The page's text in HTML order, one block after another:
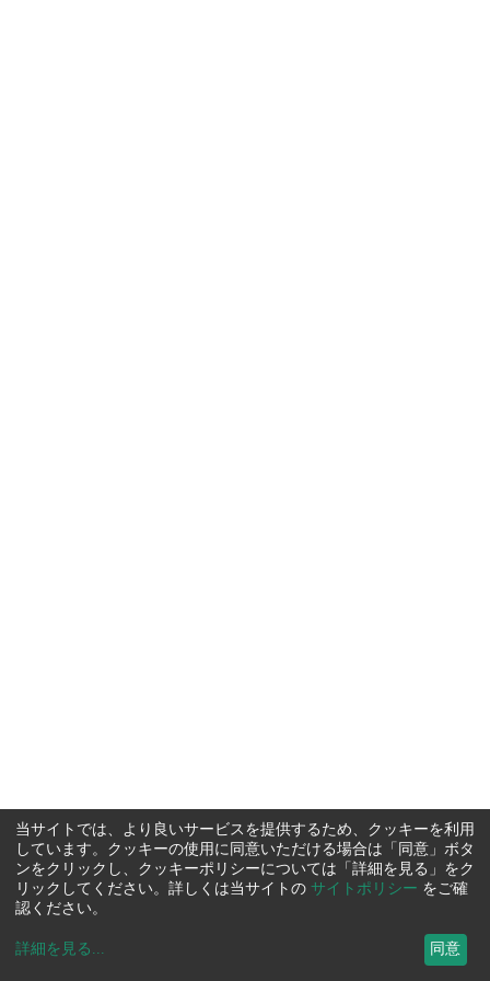
当サイトでは、より良いサービスを提供するため、クッキーを利用
しています。クッキーの使用に同意いただける場合は「同意」ボタ
ンをクリックし、クッキーポリシーについては「詳細を見る」をク
リックしてください。詳しくは当サイトの サイトポリシー をご確
認ください。
詳細を見る ... 同意